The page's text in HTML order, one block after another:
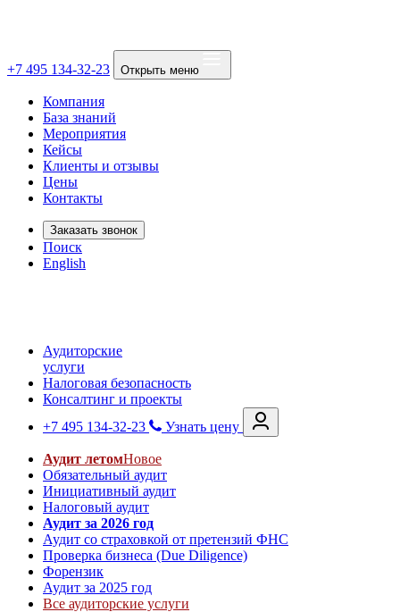
+7 495 134-32-23 Открыть меню
Компания
База знаний
Мероприятия
Кейсы
Клиенты и отзывы
Цены
Контакты
Заказать звонок
Поиск
English
Аудиторские
услуги
Налоговая безопасность
Консалтинг и проекты
+7 495 134-32-23
Узнать цену
Аудит летомНовое
Обязательный аудит
Инициативный аудит
Налоговый аудит
Аудит за 2026 год
Аудит со страховкой от претензий ФНС
Проверка бизнеса (Due Diligence)
Форензик
Аудит за 2025 год
Все аудиторские услуги